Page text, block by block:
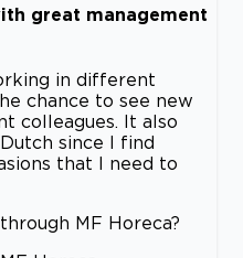
great management
in different
chance to see new
colleagues. It also
since I find
that I need to
MF Horeca?